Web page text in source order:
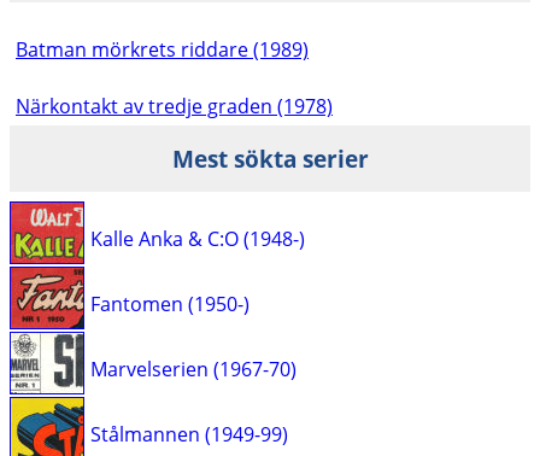
Batman mörkrets riddare (1989)
Närkontakt av tredje graden (1978)
Mest sökta serier
Kalle Anka & C:O (1948-)
Fantomen (1950-)
Marvelserien (1967-70)
Stålmannen (1949-99)